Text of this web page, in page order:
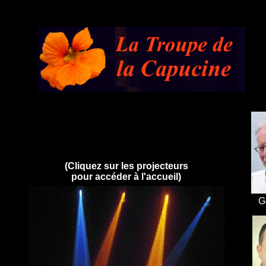
(Cl iquezsur les projecteurs
pour accéder à l'accueil)